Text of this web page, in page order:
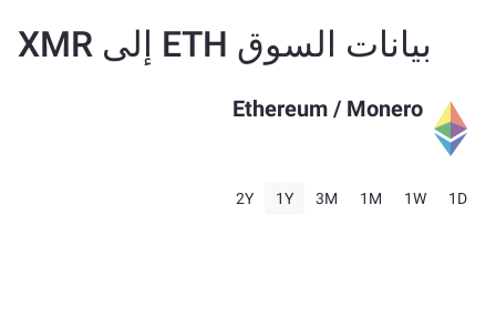
بيانات السوق ETH إلى XMR
Ethereum / Monero
1D
1W
1M
3M
1Y
2Y